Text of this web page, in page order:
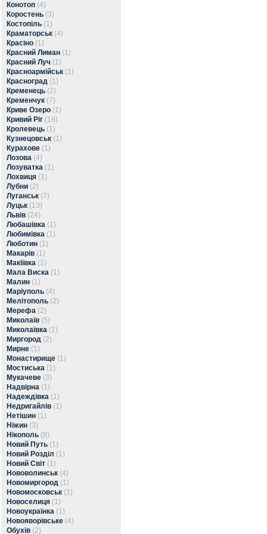
Конотоп (4)
Коростень (3)
Костопіль (1)
Краматорськ (4)
Красіно (1)
Красний Лиман (1)
Красний Луч (1)
Красноармійськ (1)
Красноград (1)
Кременець (2)
Кременчук (7)
Криве Озеро (1)
Кривий Ріг (18)
Кролевець (1)
Кузнецовськ (1)
Курахове (1)
Лозова (4)
Лозуватка (1)
Лохвиця (1)
Лубни (2)
Луганськ (7)
Луцьк (13)
Львів (24)
Любашівка (1)
Любимівка (1)
Люботин (1)
Макарів (1)
Макіївка (1)
Мала Виска (1)
Малин (1)
Маріуполь (4)
Мелітополь (2)
Мерефа (2)
Миколаїв (5)
Миколаївка (1)
Миргород (2)
Мирне (1)
Монастирище (1)
Мостиська (1)
Мукачеве (3)
Надвірна (1)
Надеждівка (1)
Недригайлів (1)
Нетішин (1)
Ніжин (3)
Нікополь (8)
Новий Путь (1)
Новий Розділ (1)
Новий Світ (1)
Нововолинськ (4)
Новомиргород (1)
Новомосковськ (1)
Новоселиця (1)
Новоукраїнка (1)
Новояворівське (4)
Обухів (2)